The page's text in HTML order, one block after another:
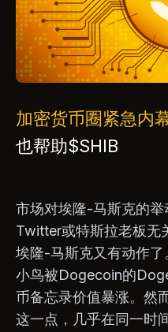
加密货币圈紧急内
也帮助$SHIB
市场对埃隆-马斯克的
Twitter或特斯拉老板无
埃隆-马斯克又有动作
小鸟被Dogecoin的
币备忘录价值暴涨。然
这一点，几乎在同一时